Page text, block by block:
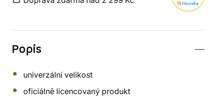
Popis
univerzální velikost
oficiálně licencovaný produkt